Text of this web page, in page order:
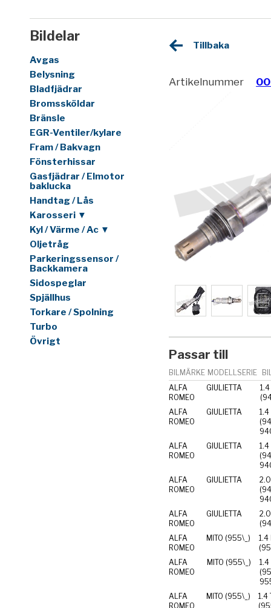
Bildelar
Avgas
Belysning
Bladfjädrar
Bromssköldar
Bränsle
EGR-Ventiler/kylare
Fram / Bakvagn
Fönsterhissar
Gasfjädrar / Elmotor
baklucka
Handtag / Lås
Karosseri ▼
Kyl / Värme / Ac ▼
Oljetråg
Parkeringssensor /
Backkamera
Sidospeglar
Spjällhus
Torkare / Spolning
Turbo
Övrigt
Tillbaka
Artikelnummer
Passar till
BILMÄRKE MODELLSERIE
ALFA
ROMEO
GIULIETTA
ALFA
ROMEO
GIULIETTA
1.4
ALFA
ROMEO
GIULIETTA
1.4
ALFA
ROMEO
GIULIETTA
ALFA
ROMEO
GIULIETTA
ALFA
ROMEO
MITO (955\_)
ALFA
ROMEO
MITO (955\_)
1.4
ALFA
ROMEO
MITO (955\_)
1.4